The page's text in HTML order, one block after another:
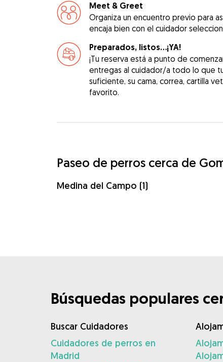
Meet & Greet
Organiza un encuentro previo para
encaja bien con el cuidador
Preparados, listos...¡YA!
¡Tu reserva está a punto de
entregas al cuidador/a todo lo que
suficiente, su cama, correa, cartilla
favorito.
Paseo de perros cerca de
Medina del Campo (1)
Búsquedas populares
Buscar Cuidadores
Cuidadores de perros en
Madrid